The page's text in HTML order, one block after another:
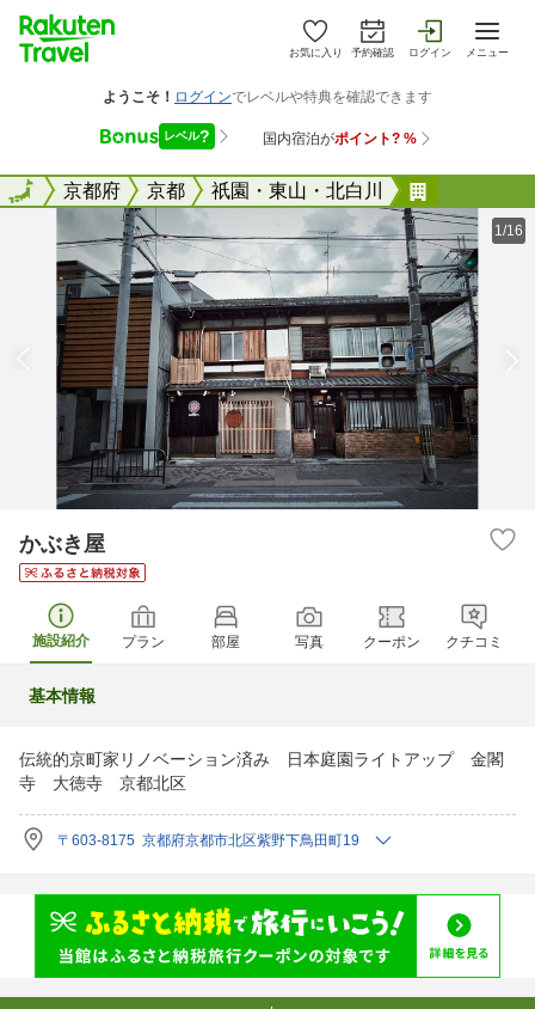
お気に入り 予約確認 ログイン メニュー
全国京都府 京都 祇園・東山・北白川
全国
1/16
かぶき屋
施設紹介 プラン 部屋 写真 クーポン クチコミ
基本情報
伝統的京町家リノベーション済み 日本庭園ライトアップ 金閣
寺 大徳寺 京都北区
〒603-8175 京都府京都市北区紫野下鳥田町19